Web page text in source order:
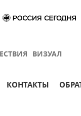
ВИЗУАЛ
КОНТАКТЫ